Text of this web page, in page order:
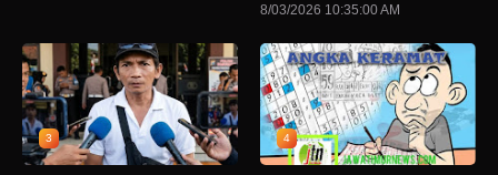
8/03/2026 10:35:00 AM
3 4